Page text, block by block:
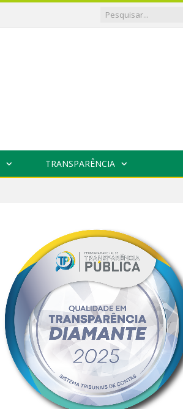
TRANSPARÊNCIA